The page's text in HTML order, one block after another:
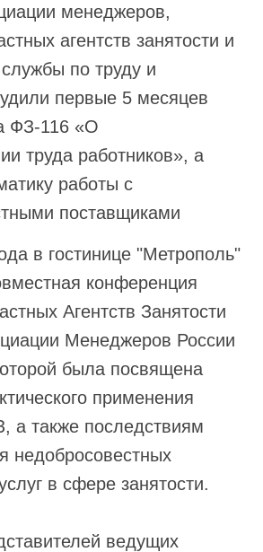
менеджеров,
агентств занятости и
по труду и
первые 5 месяцев
ФЗ-116 «О
труда работников», а
работы с
поставщиками
в гостинице "Метрополь"
конференция
Агентств Занятости
Менеджеров России
была посвящена
применения
а также последствиям
недобросовестных
в сфере занятости.
ведущих